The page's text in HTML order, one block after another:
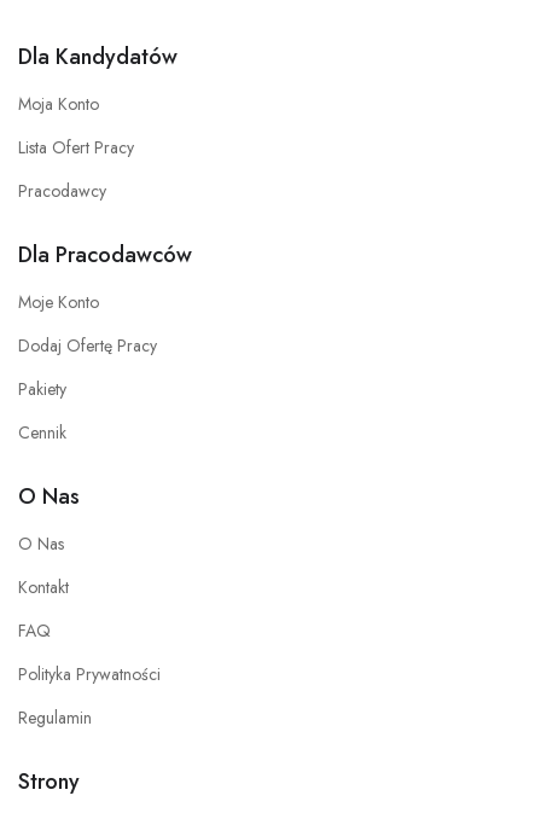
Dla Kandydatów
Moja Konto
Lista Ofert Pracy
Pracodawcy
Dla Pracodawców
Moje Konto
Dodaj Ofertę Pracy
Pakiety
Cennik
O Nas
O Nas
Kontakt
FAQ
Polityka Prywatności
Regulamin
Strony